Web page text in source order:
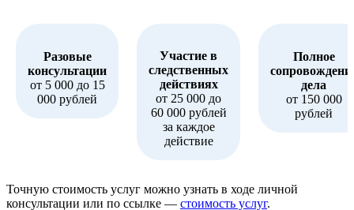
Разовые
консультации
от 5 000 до 15
000 рублей
Участие в
следственных
действиях
от 25 000 до
60 000 рублей
за каждое
действие
Полное
дела
от 150 000
рублей
Точную стоимость услуг можно узнать в ходе личной
консультации или по ссылке — стоимость услуг.